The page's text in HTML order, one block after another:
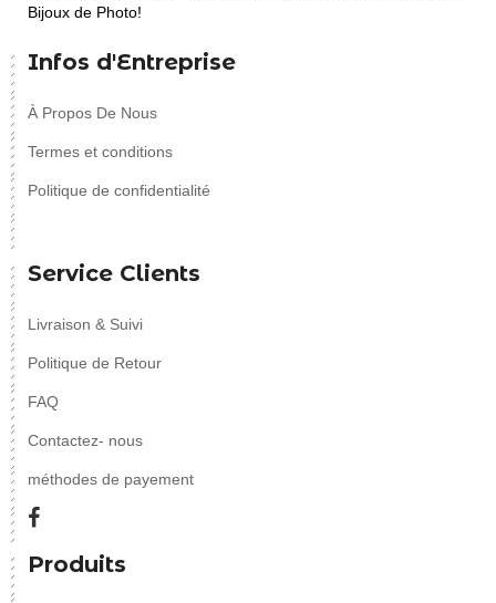
Bijoux de Photo!
Infos d'Entreprise
À Propos De Nous
Termes et conditions
Politique de confidentialité
Service Clients
Livraison & Suivi
Politique de Retour
FAQ
Contactez- nous
méthodes de payement
Produits